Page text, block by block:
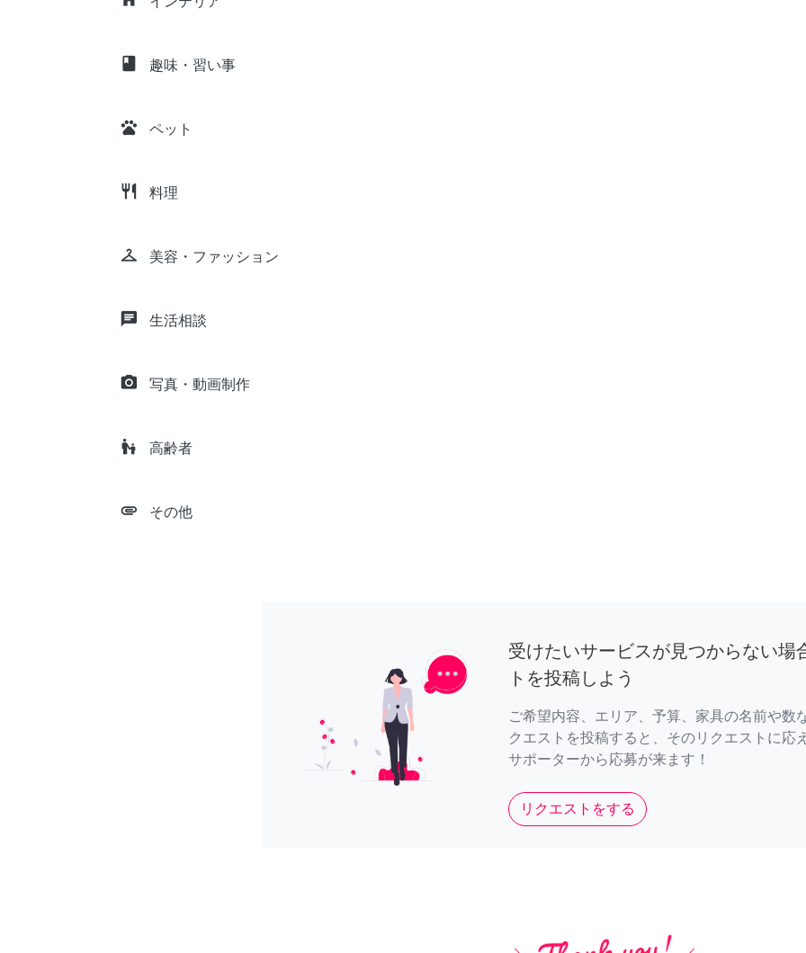
class 趣味・習い事
pets ペット
restaurant 料理
checkroom 美容・ファッション
chat 生活相談
camera_alt 写真・動画制作
escalator_warning 高齢者
attachment その他
受けたいサービスが見つからない場
トを投稿しよう
ご希望内容、エリア、予算、家具の名前や数
クエストを投稿すると、そのリクエストに応
サポーターから応募が来ます！
リクエストをする